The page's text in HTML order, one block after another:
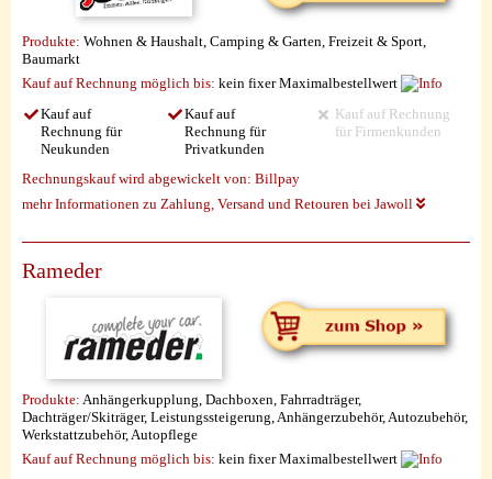
Produkte: Wohnen & Haushalt, Camping & Garten, Freizeit & Sport,
Baumarkt
Kauf auf Rechnung möglich bis: kein fixer Maximalbestellwert
Kauf auf
Rechnung für
Neukunden
Kauf auf
Rechnung für
Privatkunden
Kauf auf Rechnung
für Firmenkunden
Rechnungskauf wird abgewickelt von: Billpay
mehr Informationen zu Zahlung, Versand und Retouren bei Jawoll
Rameder
Produkte: Anhängerkupplung, Dachboxen, Fahrradträger,
Dachträger/Skiträger, Leistungssteigerung, Anhängerzubehör, Autozubehör,
Werkstattzubehör, Autopflege
Kauf auf Rechnung möglich bis: kein fixer Maximalbestellwert